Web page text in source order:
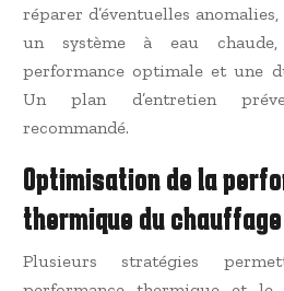
réparer d’éventuelles
un système à eau
performance optimale et une
Un plan d’entretien
recommandé.
Optimisation de la
thermique du
Plusieurs stratégies